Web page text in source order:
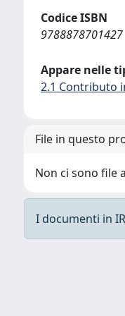
Codice ISBN
9788878701427
Appare nelle
2.1 Contributo
File in questo
Non ci sono file
I documenti in